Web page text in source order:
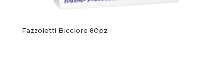
Fazzoletti Bicolore 80pz